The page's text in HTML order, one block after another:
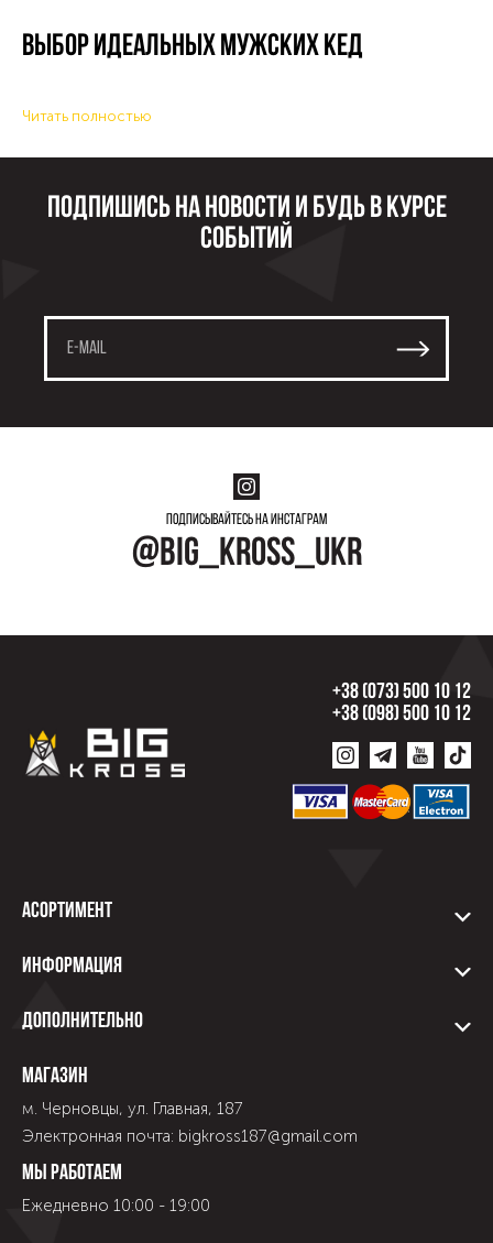
Выбор идеальных мужских кед
Ношение слишком больших или маленьких кед
длительной носки и комфорта.
Стиль и цвет: Выберите стиль, который подходит
вашему гардеробу. Белые кеды Nike – классика, но
другие цвета могут добавить яркости вашему
Хотите приобрести качественные кеды по выгодной
цене? Интернет-магазин BigKross – это только
Мужские кеды – это больше, чем просто обувь. Они
выражают ваш стиль, комфорт и индивидуальность.
Выберите пару, которая вас больше всего привлекает,
Читать полностью
Подпишись на новости и будь в курсе
событий
Подписывайтесь на инстаграм
@big_kross_ukr
+38 (073) 500 10 12
+38 (098) 500 10 12
Асортимент
Информация
Дополнительно
Магазин
м. Черновцы, ул. Главная, 187
Электронная почта: bigkross187@gmail.com
Мы работаем
Ежедневно 10:00 - 19:00